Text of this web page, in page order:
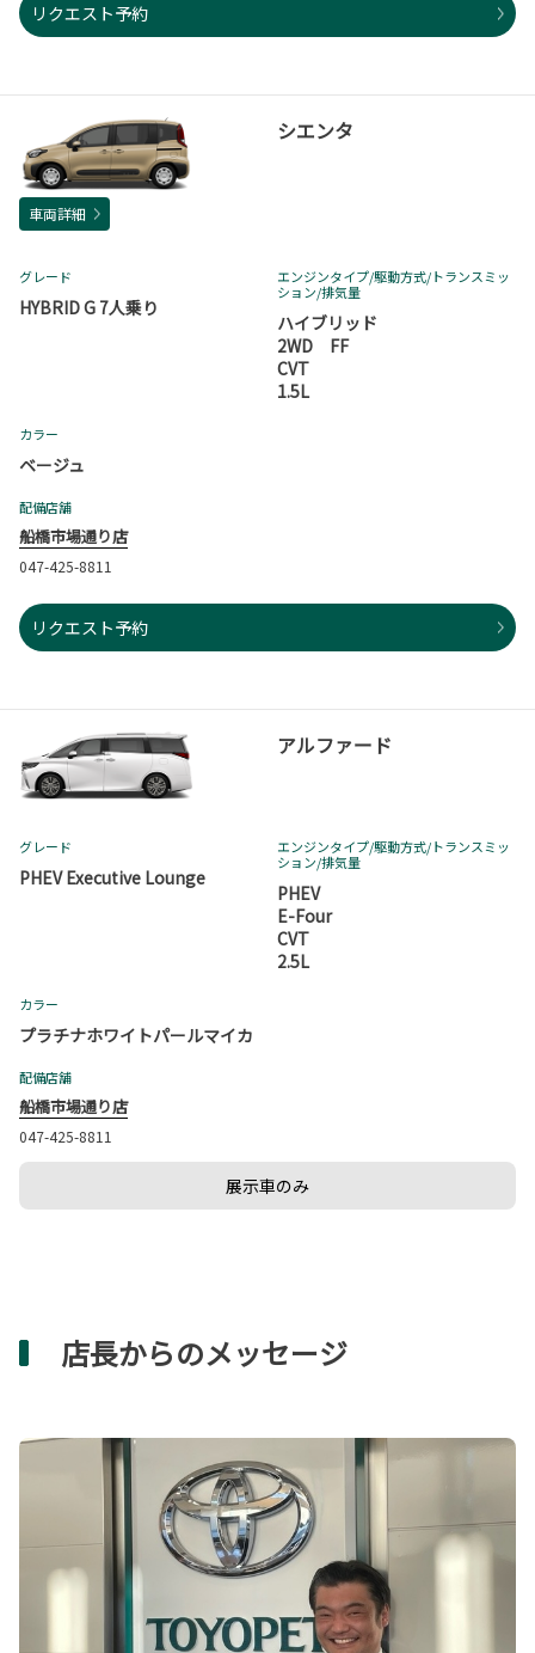
リクエスト予約
シエンタ
車両詳細
グレード
HYBRID G 7人乗り
エンジンタイプ/駆動方式/トランスミッ
ション/排気量
ハイブリッド
2WD FF
CVT
1.5L
カラー
ベージュ
配備店舗
船橋市場通り店
047-425-8811
リクエスト予約
アルファード
グレード
PHEV Executive Lounge
エンジンタイプ/駆動方式/トランスミッ
ション/排気量
PHEV
E-Four
CVT
2.5L
カラー
プラチナホワイトパールマイカ
配備店舗
船橋市場通り店
047-425-8811
展示車のみ
店長からのメッセージ